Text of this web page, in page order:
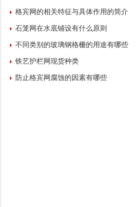
格宾网的相关特征与具体作用的简介
石笼网在水底铺设有什么原则
不同类别的玻璃钢格栅的用途有哪些
铁艺护栏网现货种类
防止格宾网腐蚀的因素有哪些